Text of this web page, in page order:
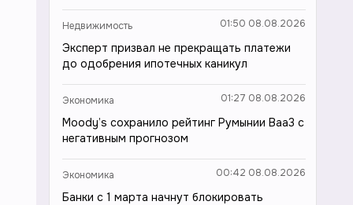
Недвижимость 01:50 08.08.2026
Эксперт призвал не прекращать платежи
до одобрения ипотечных каникул
Экономика 01:27 08.08.2026
Moody’s сохранило рейтинг Румынии Baa3 с
негативным прогнозом
Экономика 00:42 08.08.2026
Банки с 1 марта начнут блокировать